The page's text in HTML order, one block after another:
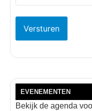
EVENEMENTEN
Bekijk de agenda